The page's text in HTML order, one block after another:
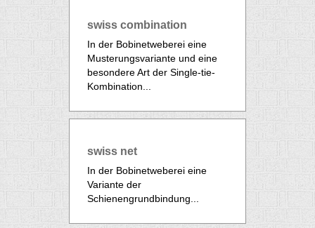
swiss combination
In der Bobinetweberei eine
Musterungsvariante und eine
besondere Art der Single-tie-
Kombination...
swiss net
In der Bobinetweberei eine
Variante der
Schienengrundbindung...